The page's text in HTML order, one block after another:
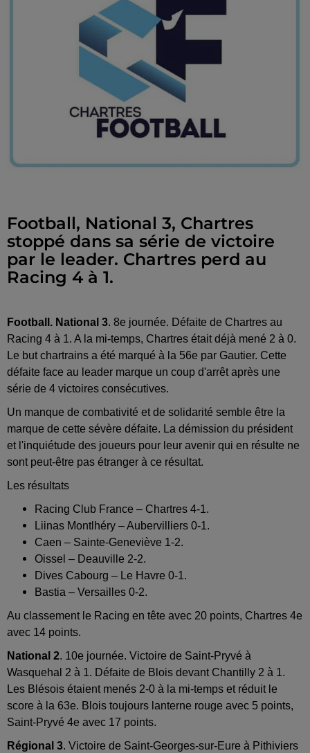
Football, National 3, Chartres
stoppé dans sa série de victoire
par le leader. Chartres perd au
Racing 4 à 1.
Football. National 3. 8e journée. Défaite de Chartres au
Racing 4 à 1. A la mi-temps, Chartres était déjà mené 2 à 0.
Le but chartrains a été marqué à la 56e par Gautier. Cette
défaite face au leader marque un coup d'arrêt après une
série de 4 victoires consécutives.
Un manque de combativité et de solidarité semble être la
marque de cette sévère défaite. La démission du président
et l'inquiétude des joueurs pour leur avenir qui en résulte ne
sont peut-être pas étranger à ce résultat.
Les résultats
Racing Club France – Chartres 4-1.
Liinas Montlhéry – Aubervilliers 0-1.
Caen – Sainte-Geneviève 1-2.
Oissel – Deauville 2-2.
Dives Cabourg – Le Havre 0-1.
Bastia – Versailles 0-2.
Au classement le Racing en tête avec 20 points, Chartres 4e
avec 14 points.
National 2. 10e journée. Victoire de Saint-Pryvé à
Wasquehal 2 à 1. Défaite de Blois devant Chantilly 2 à 1.
Les Blésois étaient menés 2-0 à la mi-temps et réduit le
score à la 63e. Blois toujours lanterne rouge avec 5 points,
Saint-Pryvé 4e avec 17 points.
Régional 3. Victoire de Saint-Georges-sur-Eure à Pithiviers